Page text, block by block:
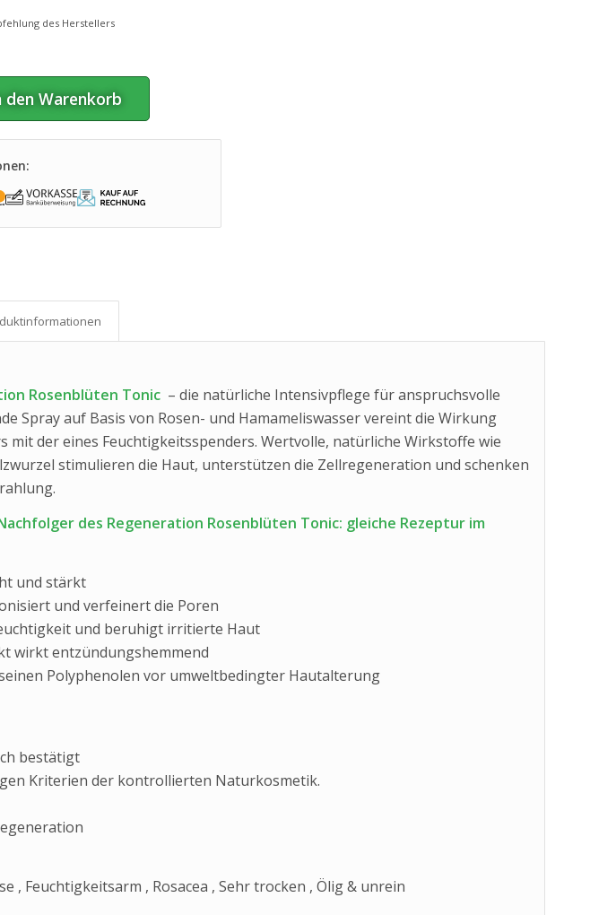
des Herstellers
den Warenkorb
Rosenblüten Tonic– die natürliche Intensivpflege für anspruchsvolle
Spray auf Basis von Rosen- und Hamameliswasser vereint die Wirkung
mit der eines Feuchtigkeitsspenders. Wertvolle, natürliche Wirkstoffe wie
stimulieren die Haut, unterstützen die Zellregeneration und schenken
des Regeneration Rosenblüten Tonic: gleiche Rezeptur im
und stärkt
und verfeinert die Poren
und beruhigt irritierte Haut
wirkt entzündungshemmend
Polyphenolen vor umweltbedingter Hautalterung
bestätigt
Kriterien der kontrollierten Naturkosmetik.
, Feuchtigkeitsarm , Rosacea , Sehr trocken , Ölig & unrein